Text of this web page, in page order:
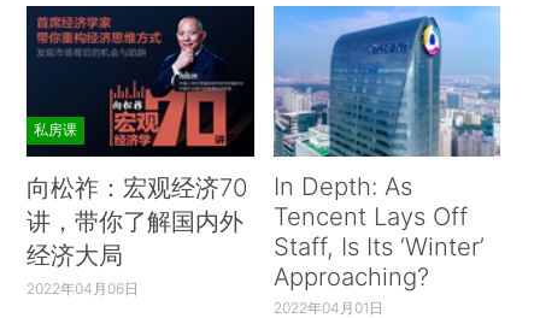
私房课
向松祚：宏观经济70
讲，带你了解国内外
经济大局
2022年04月06日
In Depth: As
Tencent Lays Off
Staff, Is Its ‘Winter’
Approaching?
2022年04月01日